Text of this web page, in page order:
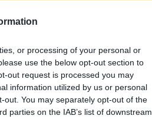
or processing of your personal or
use the below opt-out section to
out request is processed you may
information utilized by us or personal
You may separately opt-out of the
parties on the IAB’s list of downstream